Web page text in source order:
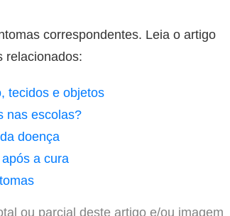
correspondentes. Leia o artigo
relacionados:
tecidos e objetos
nas escolas?
doença
a cura
ou parcial deste artigo e/ou imagem